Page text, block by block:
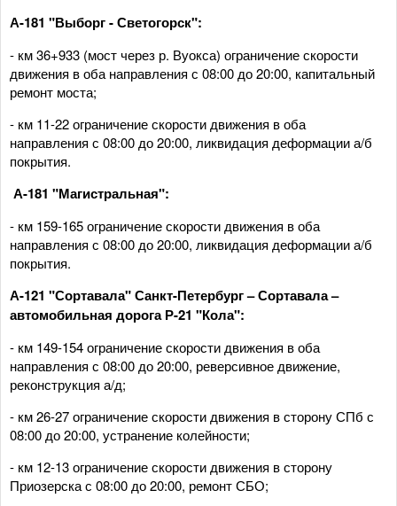
А-181 "Выборг - Светогорск":
- км 36+933 (мост через р. Вуокса) ограничение скорости
движения в оба направления с 08:00 до 20:00, капитальный
ремонт моста;
- км 11-22 ограничение скорости движения в оба
направления с 08:00 до 20:00, ликвидация деформации а/б
покрытия.
А-181 "Магистральная":
- км 159-165 ограничение скорости движения в оба
направления с 08:00 до 20:00, ликвидация деформации а/б
покрытия.
А-121 "Сортавала" Санкт-Петербург – Сортавала –
автомобильная дорога Р-21 "Кола":
- км 149-154 ограничение скорости движения в оба
направления с 08:00 до 20:00, реверсивное движение,
реконструкция а/д;
- км 26-27 ограничение скорости движения в сторону СПб с
08:00 до 20:00, устранение колейности;
- км 12-13 ограничение скорости движения в сторону
Приозерска с 08:00 до 20:00, ремонт СБО;